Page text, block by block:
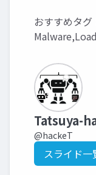
おすすめタグ
Tatsuya-
@hackeT
スライド一